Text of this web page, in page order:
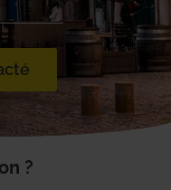
?